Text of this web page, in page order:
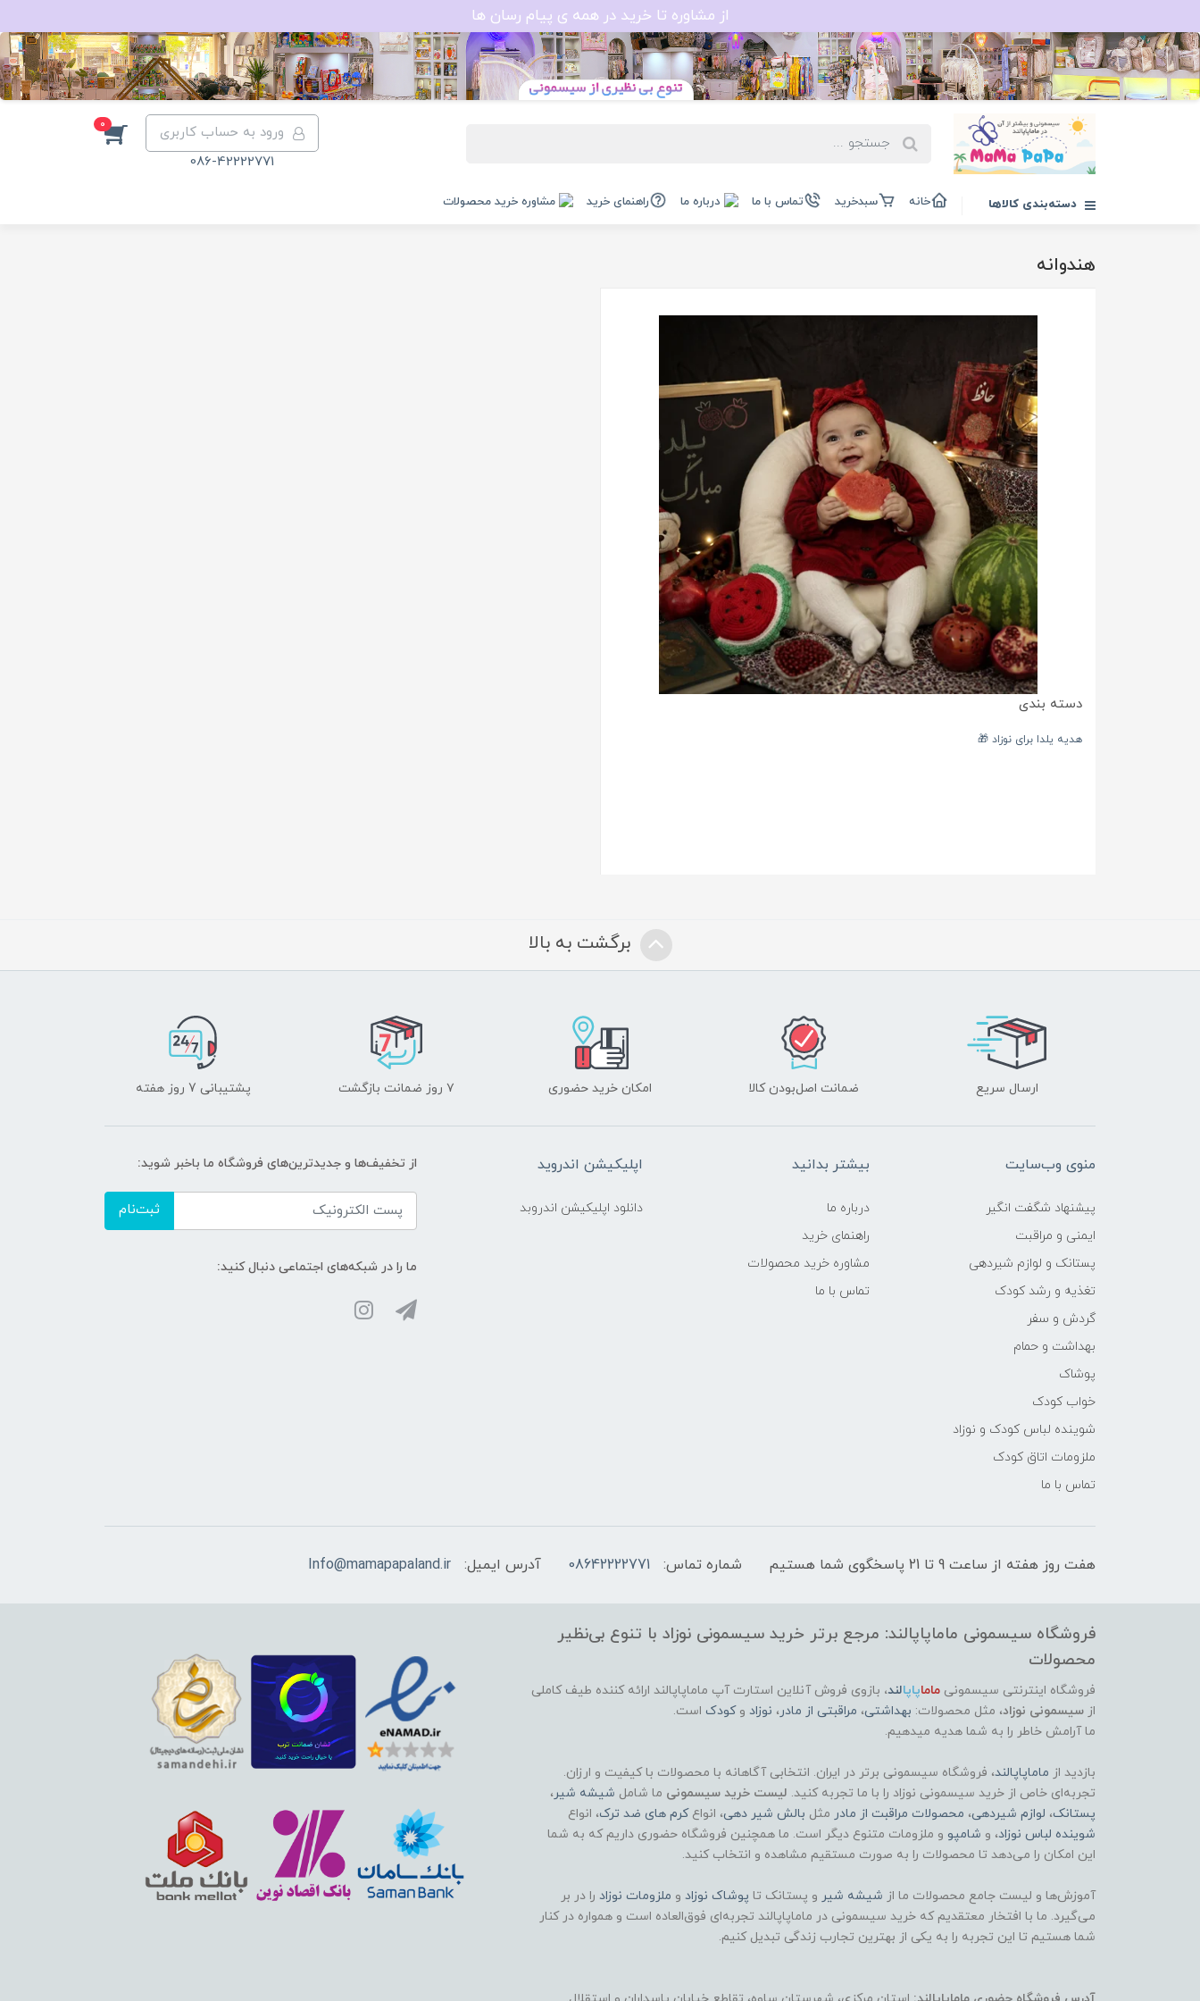
از مشاوره تا خرید در همه ی پیام رسان ها
ورود به حساب کاربری
086-42222771
0
دسته‌بندی کالاها خانه سبدخرید تماس با ما درباره ما راهنمای خرید مشاوره خرید محصولات
هندوانه
دسته بندی
هدیه یلدا برای نوزاد 🎁
برگشت به بالا
ارسال سریع ضمانت اصل‌بودن کالا امکان خرید حضوری ۷ روز ضمانت بازگشت پشتیبانی 7 روز هفته
منوی وب‌سایت
پیشنهاد شگفت انگیر
ایمنی و مراقبت
پستانک و لوازم شیردهی
تغذیه و رشد کودک
گردش و سفر
بهداشت و حمام
پوشاک
خواب کودک
شوینده لباس کودک و نوزاد
ملزومات اتاق کودک
تماس با ما
بیشتر بدانید
درباره ما
راهنمای خرید
مشاوره خرید محصولات
تماس با ما
اپلیکیشن اندروید
دانلود اپلیکیشن اندروبد
از تخفیف‌ها و جدیدترین‌های فروشگاه ما باخبر شوید:
ثبت‌نام
ما را در شبکه‌های اجتماعی دنبال کنید:
هفت روز هفته از ساعت 9 تا 21 پاسخگوی شما هستیم شماره تماس: 08642222771 آدرس ایمیل: Info@mamapapaland.ir
فروشگاه سیسمونی ماماپاپالند: مرجع برتر خرید سیسمونی نوزاد با تنوع بی‌نظیر
محصولات
فروشگاه اینترنتی سیسمونی ماماپاپالند، بازوی فروش آنلاین استارت آپ ماماپاپالند ارائه کننده طیف کاملی
از سیسمونی نوزاد، مثل محصولات: بهداشتی، مراقبتی از مادر، نوزاد وکودک است.
ما آرامش خاطر را به شما هدیه میدهیم.
بازدید از ماماپاپالند، فروشگاه سیسمونی برتر در ایران. انتخابی آگاهانه با محصولات با کیفیت و ارزان.
تجربه‌ای خاص از خرید سیسمونی نوزاد را با ما تجربه کنید. لیست خرید سیسمونی ما شامل شیشه شیر،
پستانک، لوازم شیردهی، محصولات مراقبت از مادر مثل بالش شیر دهی، انواعکرم های ضد ترک، انواع
شوینده لباس نوزاد، و شامپو و ملزومات متنوع دیگر است. ما همچنین فروشگاه حضوری داریم که به شما
این امکان را می‌دهد تا محصولات را به صورت مستقیم مشاهده و انتخاب کنید.
آموزش‌ها و لیست جامع محصولات ما از شیشه شیر و پستانک تا پوشاک نوزاد و ملزومات نوزاد را در بر
می‌گیرد. ما با افتخار معتقدیم که خرید سیسمونی در ماماپاپالند تجربه‌ای فوق‌العاده است و همواره در کنار
شما هستیم تا این تجربه را به یکی از بهترین تجارب زندگی تبدیل کنیم.